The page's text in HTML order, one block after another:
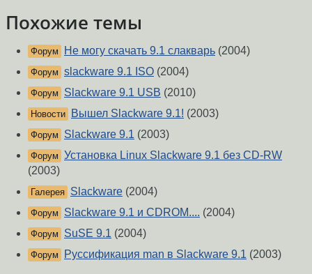
Похожие темы
Форум Не могу скачать 9.1 слакварь (2004)
Форум slackware 9.1 ISO (2004)
Форум Slackware 9.1 USB (2010)
Новости Вышел Slackware 9.1! (2003)
Форум Slackware 9.1 (2003)
Форум Установка Linux Slackware 9.1 без CD-RW
(2003)
Галерея Slackware (2004)
Форум Slackware 9.1 и CDROM.... (2004)
Форум SuSE 9.1 (2004)
Форум Руссификация man в Slackware 9.1 (2003)